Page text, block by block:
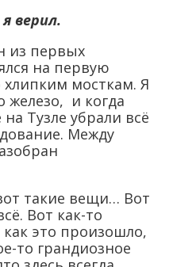
верил.
из первых
на первую
мосткам. Я
и когда
Тузле убрали всё
Между
такие вещи… Вот
Вот как-то
это произошло,
то грандиозное